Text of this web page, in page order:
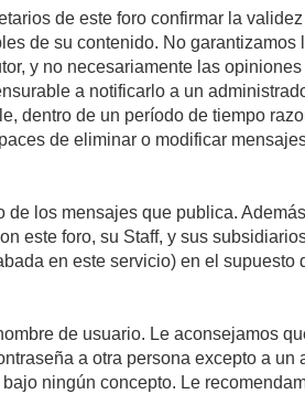
de este foro confirmar la
de su contenido. No
y no necesariamente las
a notificarlo a un
dentro de un período de tiempo
de eliminar o modificar
los mensajes que publica.
este foro, su Staff, y sus
en este servicio) en el
de usuario. Le aconsejamos
a otra persona excepto a
ningún concepto. Le